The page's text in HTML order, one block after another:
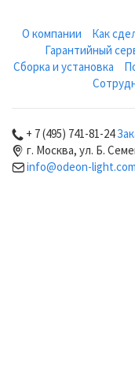
О компании
Как
Гарантийный
Сборка и установка
+ 7 (495) 741-81-24
г. Москва, ул. Б.
info@odeon-light.com